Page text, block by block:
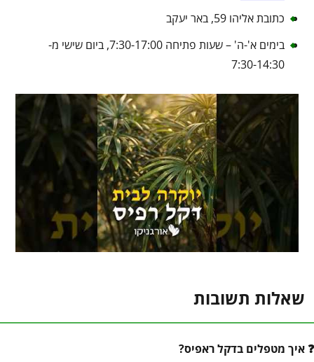
כתובת אליהו 59, באר יעקב
בימים א'-ה' – שעות פתיחה 7:30-17:00, ביום שישי מ-
7:30-14:30
שאלות תשובות
איך מטפלים בדקל ראפיס?